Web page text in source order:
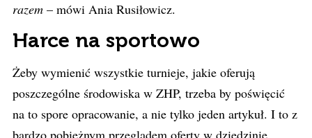
razem – mówi Ania Rusiłowicz.
Harce na sportowo
Żeby wymienić wszystkie turnieje, jakie oferują
poszczególne środowiska w ZHP, trzeba by poświęcić
na to spore opracowanie, a nie tylko jeden artykuł. I to z
bardzo pobieżnym przeglądem oferty w dziedzinie